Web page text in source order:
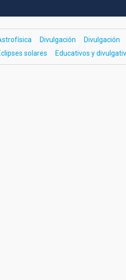
Divulgación Divulgación
solares
Educativos y